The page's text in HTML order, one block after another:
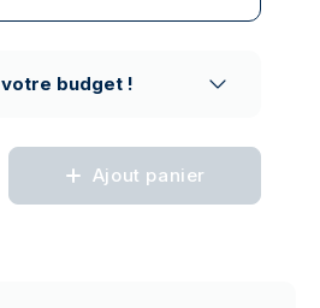
budget !
Ajout panier